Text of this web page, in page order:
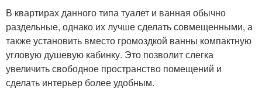
В квартирах данного типа туалет и ванная обычно
раздельные, однако их лучше сделать совмещенными, а
также установить вместо громоздкой ванны компактную
угловую душевую кабинку. Это позволит слегка
увеличить свободное пространство помещений и
сделать интерьер более удобным.